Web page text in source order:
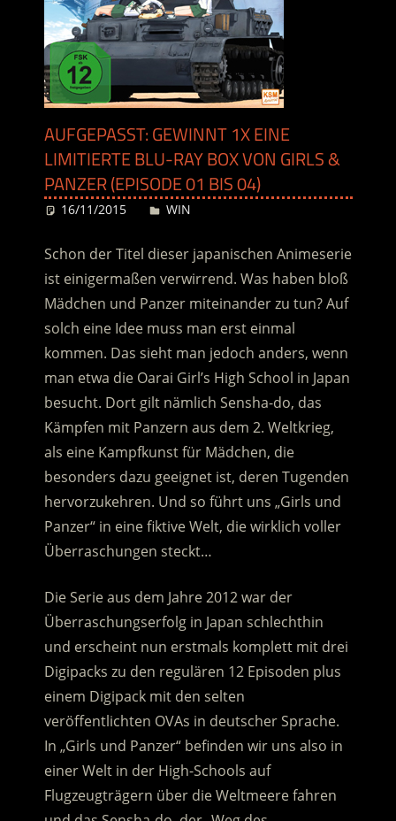
AUFGEPASST: GEWINNT 1X EINE
LIMITIERTE BLU-RAY BOX VON GIRLS &
PANZER (EPISODE 01 BIS 04)
16/11/2015 Desiree
WIN
Schon der Titel dieser japanischen Animeserie
ist einigermaßen verwirrend. Was haben bloß
Mädchen und Panzer miteinander zu tun? Auf
solch eine Idee muss man erst einmal
kommen. Das sieht man jedoch anders, wenn
man etwa die Oarai Girl’s High School in Japan
besucht. Dort gilt nämlich Sensha-do, das
Kämpfen mit Panzern aus dem 2. Weltkrieg,
als eine Kampfkunst für Mädchen, die
besonders dazu geeignet ist, deren Tugenden
hervorzukehren. Und so führt uns „Girls und
Panzer“ in eine fiktive Welt, die wirklich voller
Überraschungen steckt…
Die Serie aus dem Jahre 2012 war der
Überraschungserfolg in Japan schlechthin
und erscheint nun erstmals komplett mit drei
Digipacks zu den regulären 12 Episoden plus
einem Digipack mit den selten
veröffentlichten OVAs in deutscher Sprache.
In „Girls und Panzer“ befinden wir uns also in
einer Welt in der High-Schools auf
Flugzeugträgern über die Weltmeere fahren